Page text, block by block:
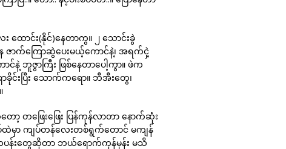
ထောင်း(နိုင်)နေတာကွ။ ၂ သောင်းခွဲ
ာက်ကြောဆွဲပေးမယ့်ကောင်နဲ့၊ အရက်ငှဲ့
နဲ့ ဘူဇွာကြီး ဖြစ်နေတာပေါ့ကွာ။ ဖဲက
းပြီး သောက်ကရော။ ဘီအီးတွေ၊
တဖြေးဖြေး ပြန်ကုန်လာတာ နောက်ဆုံး
ာ ကျပ်တန်လေးတစ်ရွက်တောင် မကျန်
ပန်းတွေဆိုတာ ဘယ်ရောက်ကုန်မှန်း မသိ